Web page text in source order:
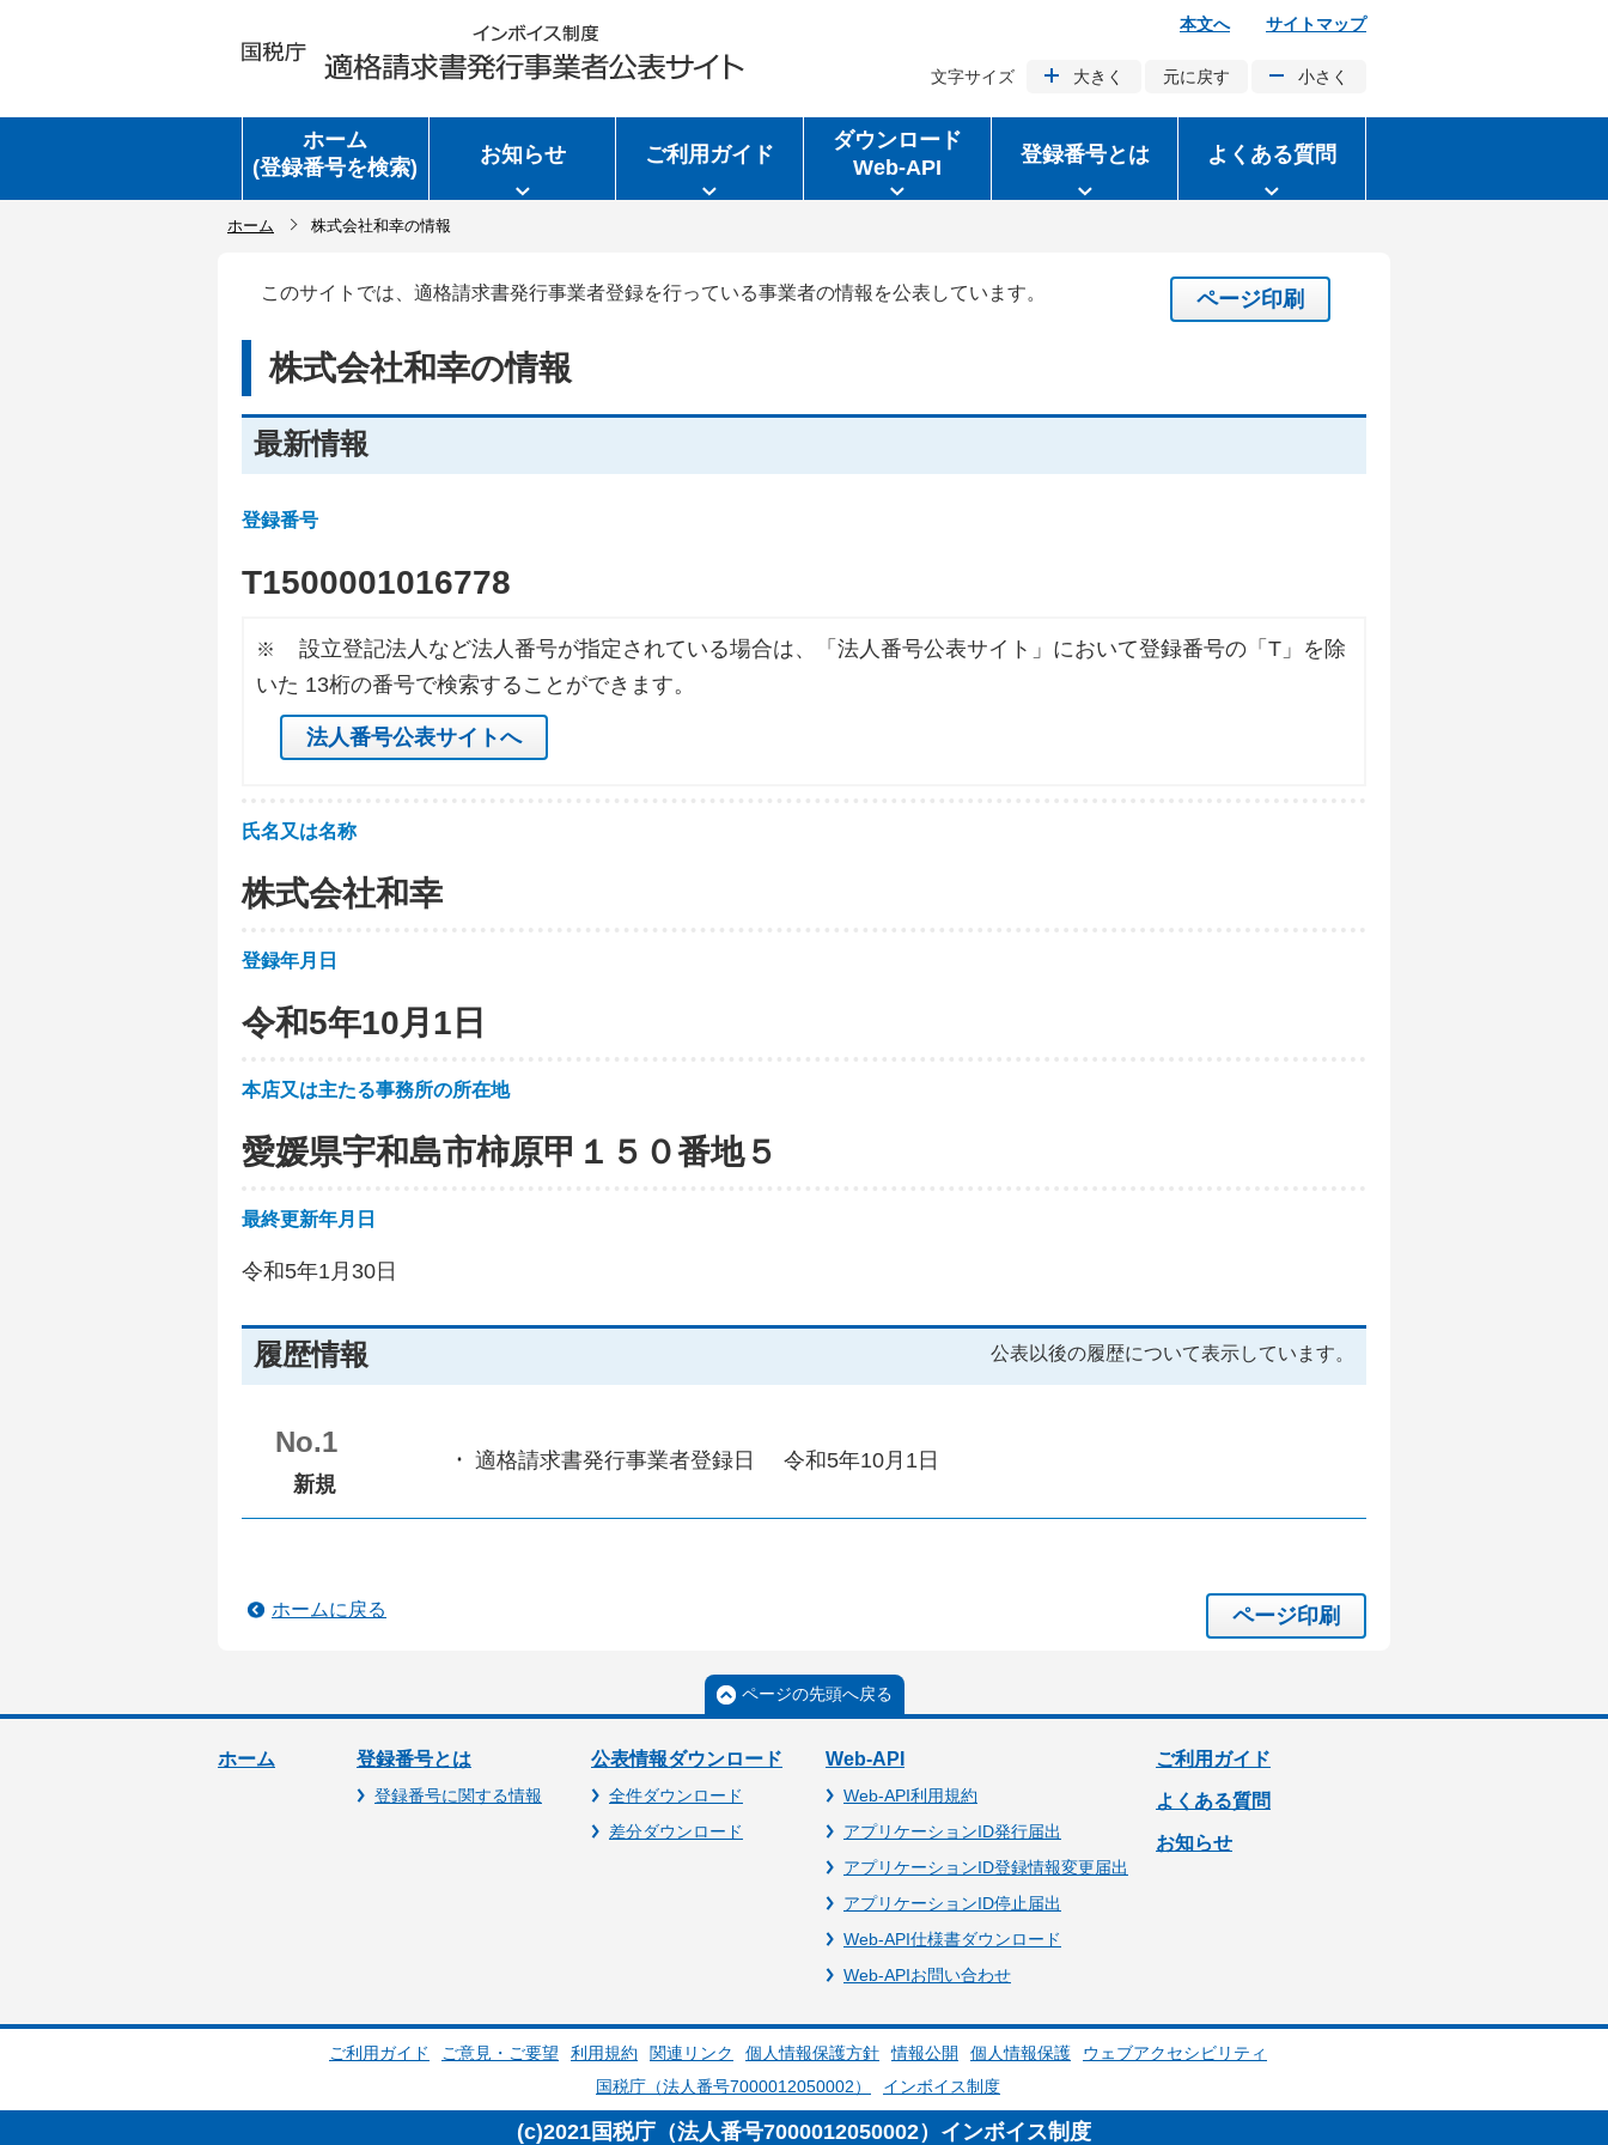
本文へ サイトマップ
文字サイズ 大きく 元に戻す 小さく
ホーム
(登録番号を検索)
お知らせ ご利用ガイド
ダウンロード
Web-API
登録番号とは よくある質問
ホーム 株式会社和幸の情報
このサイトでは、適格請求書発行事業者登録を行っている事業者の情報を公表しています。 ページ印刷
株式会社和幸の情報
最新情報
登録番号
T1500001016778
※
設立登記法人など法人番号が指定されている場合は、「法人番号公表サイト」において登録番号の「T」を除
いた 13桁の番号で検索することができます。
法人番号公表サイトへ
氏名又は名称
株式会社和幸
登録年月日
令和5年10月1日
本店又は主たる事務所の所在地
愛媛県宇和島市柿原甲１５０番地５
最終更新年月日
令和5年1月30日
履歴情報 公表以後の履歴について表示しています。
No.1
新規
適格請求書発行事業者登録日 令和5年10月1日
ページ印刷
ホームに戻る
ページの先頭へ戻る
ホーム 登録番号とは
登録番号に関する情報
公表情報ダウンロード
全件ダウンロード
差分ダウンロード
Web-API
Web-API利用規約
アプリケーションID発行届出
アプリケーションID登録情報変更届出
アプリケーションID停止届出
Web-API仕様書ダウンロード
Web-APIお問い合わせ
ご利用ガイド
よくある質問
お知らせ
ご利用ガイド ご意見・ご要望 利用規約 関連リンク 個人情報保護方針 情報公開 個人情報保護
ウェブアクセシビリティ
国税庁（法人番号7000012050002）
インボイス制度
(c)2021国税庁（法人番号7000012050002）インボイス制度